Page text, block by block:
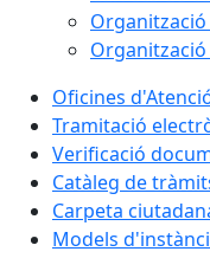
Oficines
Tramitació
Verificació
Catàleg de
Carpeta
Models